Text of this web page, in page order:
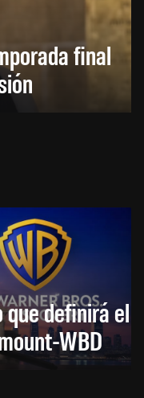
final
que definirá el
WBD